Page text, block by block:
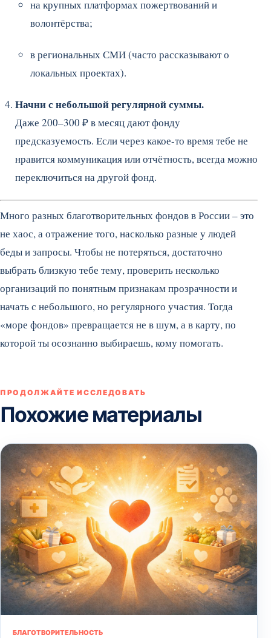
на крупных платформах пожертвований и
волонтёрства;
в региональных СМИ (часто рассказывают о
локальных проектах).
Начни с небольшой регулярной суммы.
Даже 200–300 ₽ в месяц дают фондy
предсказуемость. Если через какое-то время тебе не
нравится коммуникация или отчётность, всегда можно
переключиться на другой фонд.
Много разных благотворительных фондов в России – это
не хаос, а отражение того, насколько разные у людей
беды и запросы. Чтобы не потеряться, достаточно
выбрать близкую тебе тему, проверить несколько
организаций по понятным признакам прозрачности и
начать с небольшого, но регулярного участия. Тогда
«море фондов» превращается не в шум, а в карту, по
которой ты осознанно выбираешь, кому помогать.
ПРОДОЛЖАЙТЕ ИССЛЕДОВАТЬ
Похожие материалы
БЛАГОТВОРИТЕЛЬНОСТЬ